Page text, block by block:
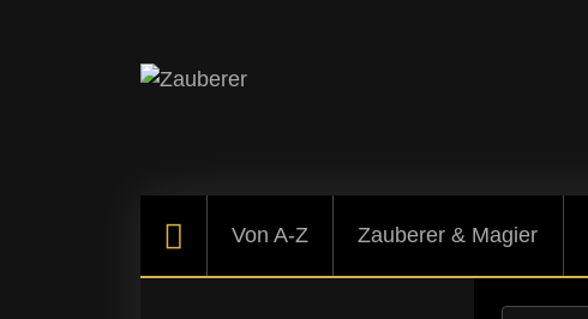
Von A-Z Zauberer & Magier